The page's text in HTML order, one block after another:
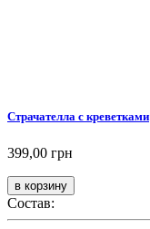
Страчателла с креветками
399,00 грн
Состав: